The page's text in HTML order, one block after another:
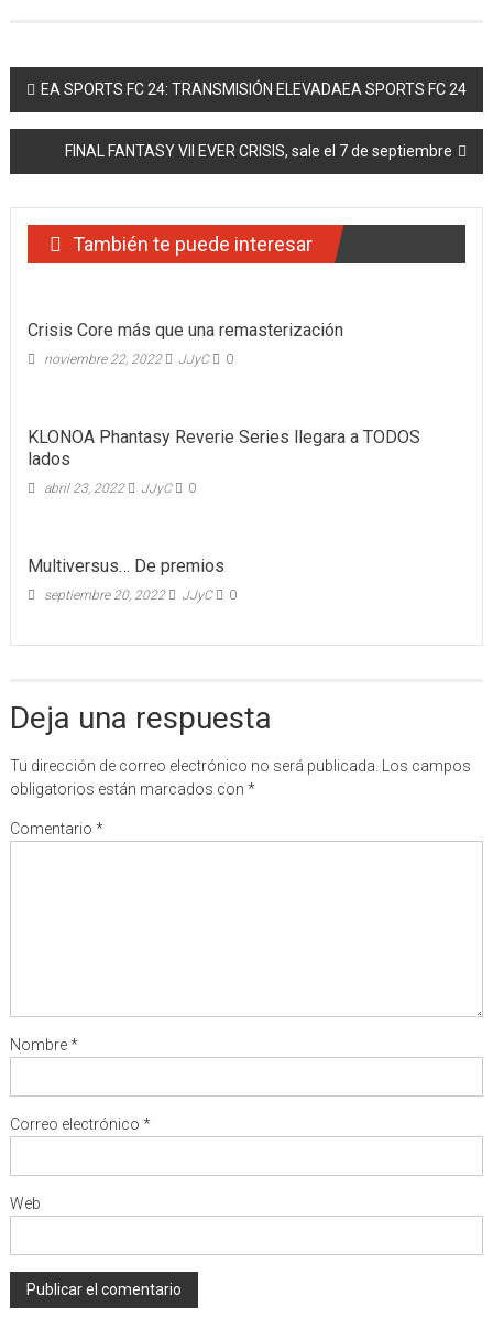
Navegación
de
entradas
EA SPORTS FC 24: TRANSMISIÓN ELEVADAEA SPORTS FC 24
FINAL FANTASY VII EVER CRISIS, sale el 7 de septiembre
También te puede interesar
Crisis Core más que una remasterización
noviembre 22, 2022 JJyC 0
KLONOA Phantasy Reverie Series llegara a TODOS
lados
abril 23, 2022 JJyC 0
Multiversus… De premios
septiembre 20, 2022 JJyC 0
Deja una respuesta
Tu dirección de correo electrónico no será publicada.
Los campos
obligatorios están marcados con *
Comentario *
Nombre*
Correo electrónico *
Web